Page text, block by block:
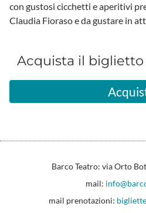
con gustosi cicchetti e aperitivi
Claudia Fioraso e da gustare in
Acquista il biglietto
Barco Teatro: via Orto
mail:
mail prenotazioni: